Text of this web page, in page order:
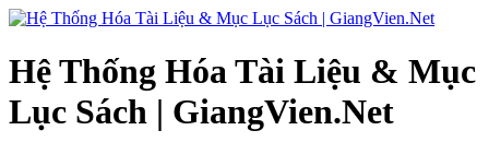
Hệ Thống Hóa Tài Liệu & Mục
Lục Sách | GiangVien.Net